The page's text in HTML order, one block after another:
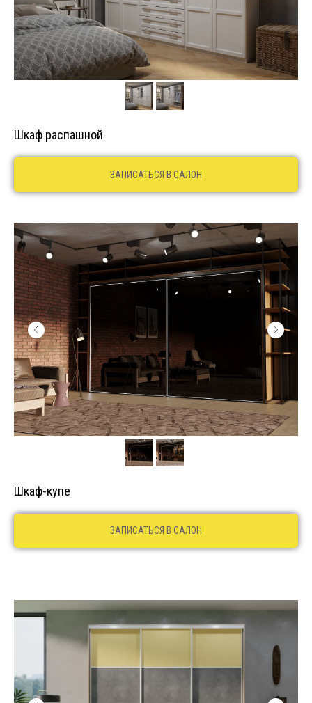
Шкаф распашной
ЗАПИСАТЬСЯ В САЛОН
Шкаф-купе
ЗАПИСАТЬСЯ В САЛОН